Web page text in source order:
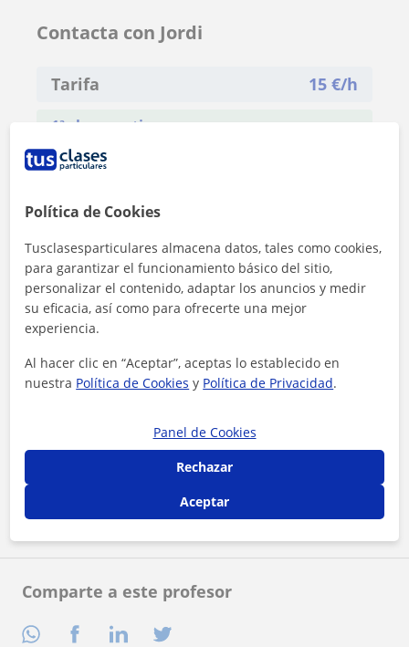
Comparte a este profesor
Contacta con Jordi
Tarifa 15 €/h
1ª clase gratis
Al hacer clic, aceptas nuestroaviso legaly de
Contactar ahora
Política de Cookies
Tusclasesparticulares almacena datos, tales como cookies,
para garantizar el funcionamiento básico del sitio,
personalizar el contenido, adaptar los anuncios y medir
su eficacia, así como para ofrecerte una mejor
experiencia.
Al hacer clic en “Aceptar”, aceptas lo establecido en
nuestra Política de Cookies y Política de Privacidad.
Panel de Cookies
Rechazar
Aceptar